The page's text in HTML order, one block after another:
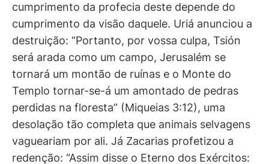
cumprimento da profecia deste depende do
cumprimento da visão daquele. Uriá anunciou a
destruição: “Portanto, por vossa culpa, Tsión
será arada como um campo, Jerusalém se
tornará um montão de ruínas e o Monte do
Templo tornar-se-á um amontado de pedras
perdidas na floresta” (Miqueias 3:12), uma
desolação tão completa que animais selvagens
vagueariam por ali. Já Zacarias profetizou a
redenção: “Assim disse o Eterno dos Exércitos: